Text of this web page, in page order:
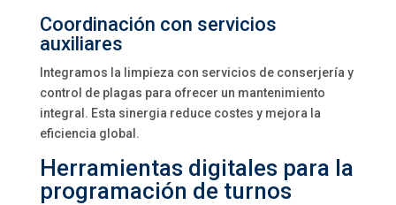
Coordinación con servicios
auxiliares
Integramos la limpieza con servicios de conserjería y
control de plagas para ofrecer un mantenimiento
integral. Esta sinergia reduce costes y mejora la
eficiencia global.
Herramientas digitales para la
programación de turnos